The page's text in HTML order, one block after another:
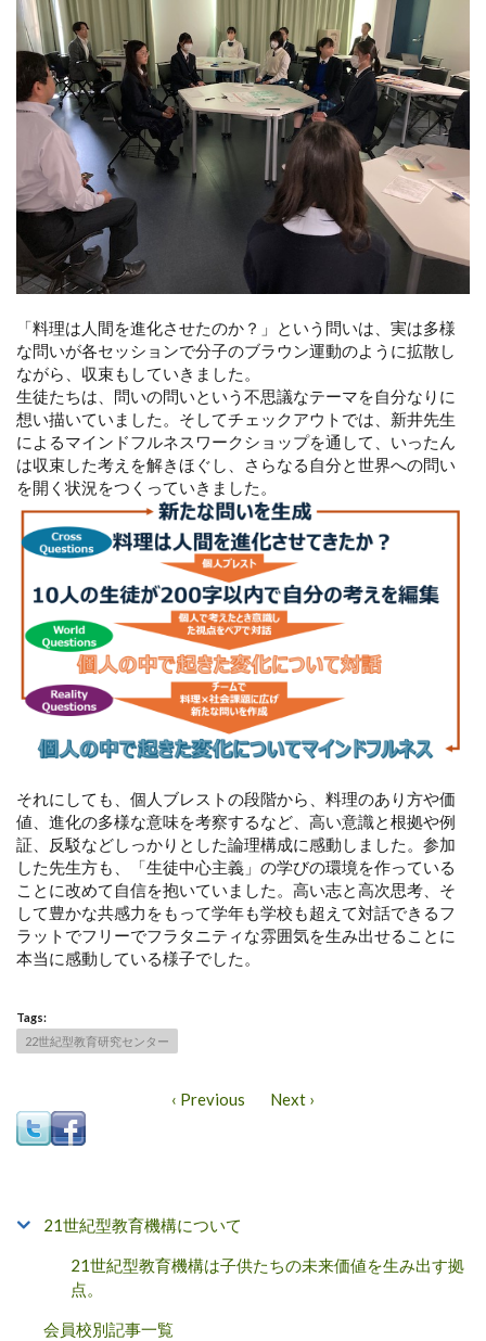
「料理は人間を進化させたのか？」という問いは、実は多様
な問いが各セッションで分子のブラウン運動のように拡散し
ながら、収束もしていきました。
生徒たちは、問いの問いという不思議なテーマを自分なりに
想い描いていました。そしてチェックアウトでは、新井先生
によるマインドフルネスワークショップを通して、いったん
は収束した考えを解きほぐし、さらなる自分と世界への問い
を開く状況をつくっていきました。
それにしても、個人ブレストの段階から、料理のあり方や価
値、進化の多様な意味を考察するなど、高い意識と根拠や例
証、反駁などしっかりとした論理構成に感動しました。参加
した先生方も、「生徒中心主義」の学びの環境を作っている
ことに改めて自信を抱いていました。高い志と高次思考、そ
して豊かな共感力をもって学年も学校も超えて対話できるフ
ラットでフリーでフラタニティな雰囲気を生み出せることに
本当に感動している様子でした。
Tags:
22世紀型教育研究センター
‹ Previous Next ›
21世紀型教育機構について
21世紀型教育機構は子供たちの未来価値を生み出す拠
点。
会員校別記事一覧